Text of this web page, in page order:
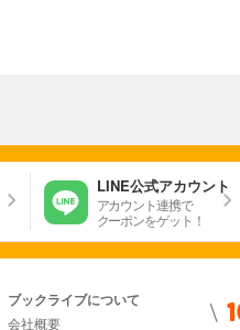
LINE公式アカウント
アカウント連携で
クーポンをゲット！
ブックライブについて
会社概要